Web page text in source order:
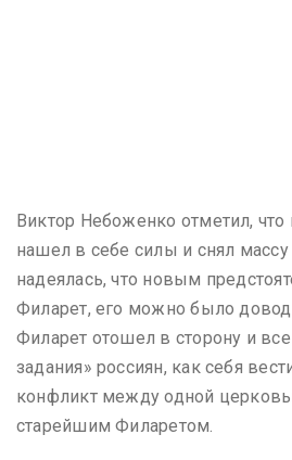
Виктор Небоженко отметил, что
нашел в себе силы и снял
надеялась, что новым
Филарет, его можно было
Филарет отошел в сторону и
задания» россиян, как себя
конфликт между одной
старейшим Филаретом.